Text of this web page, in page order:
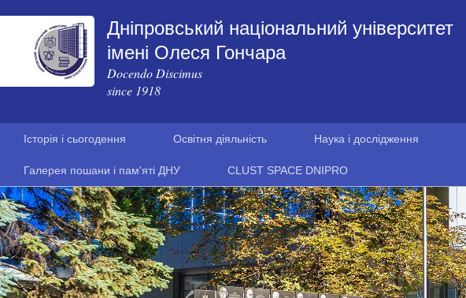
Дніпровський національний університет
імені Олеся Гончара
Docendo Discimus
since 1918
Історія і сьогодення Освітня діяльність Наука і дослідження
Галерея пошани і пам'яті ДНУ CLUST SPACE DNIPRO